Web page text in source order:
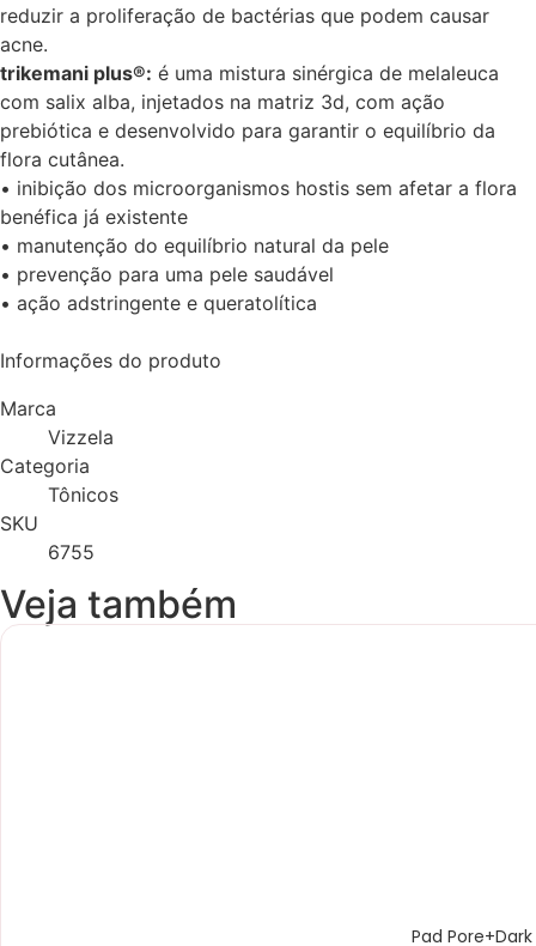
reduzir a proliferação de bactérias que podem causar
acne.
trikemani plus®: é uma mistura sinérgica de melaleuca
com salix alba, injetados na matriz 3d, com ação
prebiótica e desenvolvido para garantir o equilíbrio da
flora cutânea.
• inibição dos microorganismos hostis sem afetar a flora
benéfica já existente
• manutenção do equilíbrio natural da pele
• prevenção para uma pele saudável
• ação adstringente e queratolítica
Informações do produto
Marca
Vizzela
Categoria
Tônicos
SKU
6755
Veja também
Pad